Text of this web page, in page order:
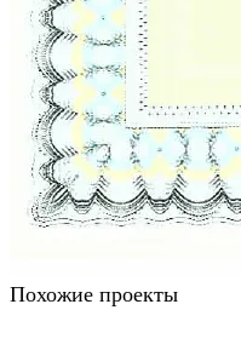
Похожие проекты